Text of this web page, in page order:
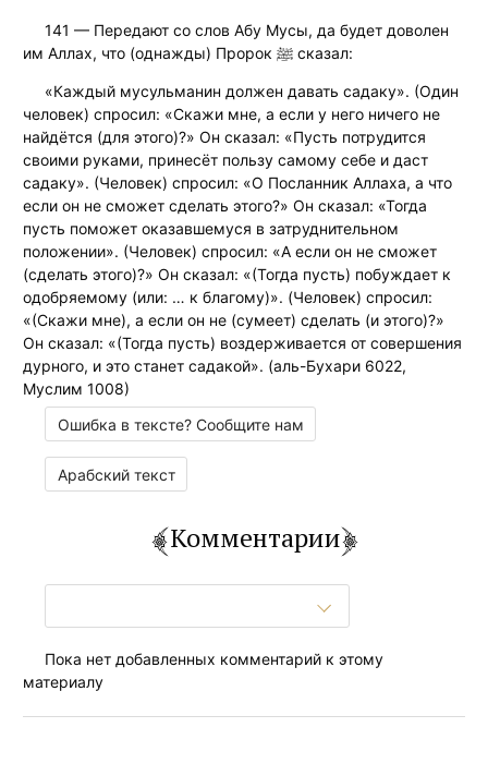
141 — Передают со слов Абу Мусы, да будет доволен
им Аллах, что (однажды) Пророк ﷺ сказал:
«Каждый мусульманин должен давать садаку». (Один
человек) спросил: «Скажи мне, а если у него ничего не
найдётся (для этого)?» Он сказал: «Пусть потрудится
своими руками, принесёт пользу самому себе и даст
садаку». (Человек) спросил: «О Посланник Аллаха, а что
если он не сможет сделать этого?» Он сказал: «Тогда
пусть поможет оказавшемуся в затруднительном
положении». (Человек) спросил: «А если он не сможет
(сделать этого)?» Он сказал: «(Тогда пусть) побуждает к
одобряемому (или: … к благому)». (Человек) спросил:
«(Скажи мне), а если он не (сумеет) сделать (и этого)?»
Он сказал: «(Тогда пусть) воздерживается от совершения
дурного, и это станет садакой». (аль-Бухари 6022,
Муслим 1008)
Ошибка в тексте? Сообщите нам
Арабский текст
Комментарии
Пока нет добавленных комментарий к этому
материалу